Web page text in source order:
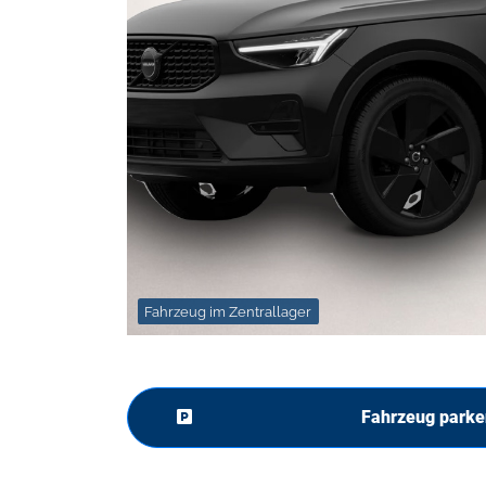
Fahrzeug im Zentrallager
Fahrzeug